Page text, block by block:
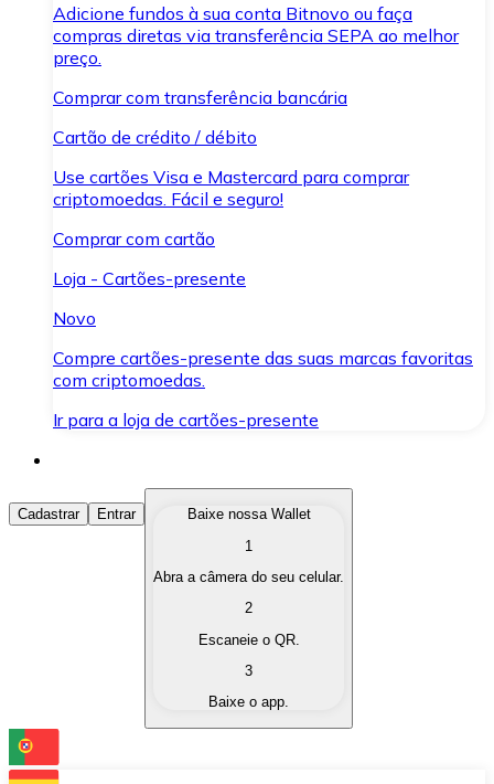
Adicione fundos à sua conta Bitnovo ou faça
compras diretas via transferência SEPA ao melhor
preço.
Comprar com transferência bancária
Cartão de crédito / débito
Use cartões Visa e Mastercard para comprar
criptomoedas. Fácil e seguro!
Comprar com cartão
Loja - Cartões-presente
Novo
Compre cartões-presente das suas marcas favoritas
com criptomoedas.
Ir para a loja de cartões-presente
Comprar Criptomoedas
Compre as criptomoedas de seu interesse de forma
Converta suas criptomoedas em moeda fiduciária
Troque uma criptomoeda por outra
Cadastrar Entrar
Baixe nossa Wallet
1
Abra a câmera do seu celular.
2
Escaneie o QR.
3
Baixe o app.